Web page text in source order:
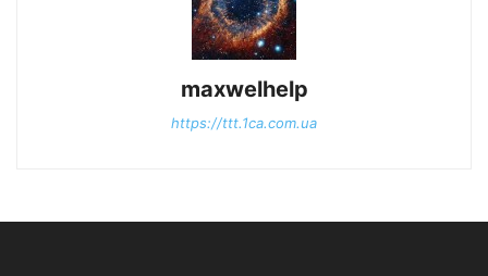
maxwelhelp
https://ttt.1ca.com.ua